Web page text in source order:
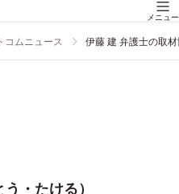
メニュー
コムニュース 伊藤 建 弁護士の取
・たける）